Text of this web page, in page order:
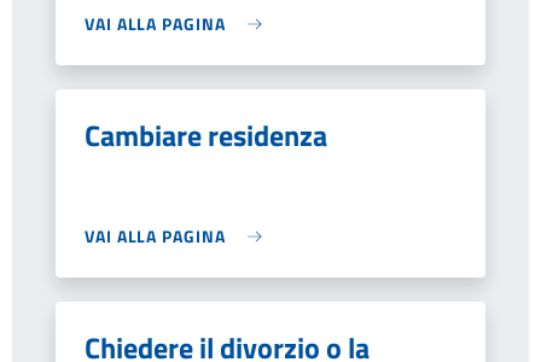
VAI ALLA PAGINA
Cambiare residenza
VAI ALLA PAGINA
Chiedere il divorzio o la